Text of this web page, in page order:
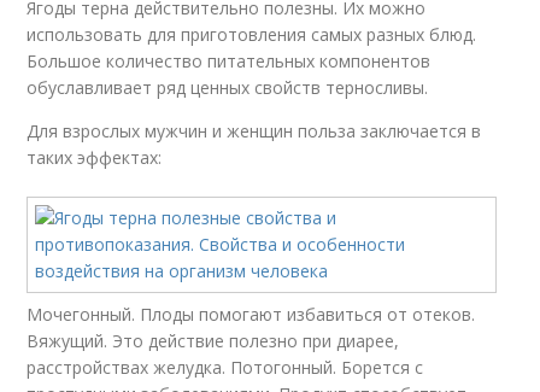
Ягоды терна действительно полезны. Их можно
использовать для приготовления самых разных блюд.
Большое количество питательных компонентов
обуславливает ряд ценных свойств терносливы.
Для взрослых мужчин и женщин польза заключается в
таких эффектах:
Мочегонный. Плоды помогают избавиться от отеков.
Вяжущий. Это действие полезно при диарее,
расстройствах желудка. Потогонный. Борется с